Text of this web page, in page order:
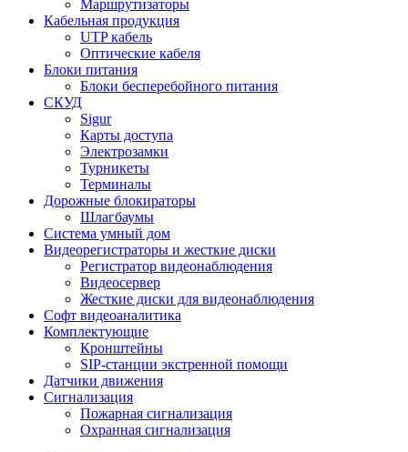
Маршрутизаторы
Кабельная продукция
UTP кабель
Оптические кабеля
Блоки питания
Блоки бесперебойного питания
СКУД
Sigur
Карты доступа
Электрозамки
Турникеты
Терминалы
Дорожные блокираторы
Шлагбаумы
Cистема умный дом
Видеорегистраторы и жесткие диски
Регистратор видеонаблюдения
Видеосервер
Жесткие диски для видеонаблюдения
Софт видеоаналитика
Комплектующие
Кронштейны
SIP-станции экстренной помощи
Датчики движения
Сигнализация
Пожарная сигнализация
Охранная сигнализация